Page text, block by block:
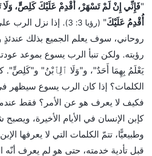
"فَإِنِّي إِنْ لَمْ تَسْهَرْ، أُقْدِمْ عَلَيْكَ كَلِصٍّ، وَلَا
أُقْدِمُ عَلَيْكَ" (رؤيا 3: 3)
. إذا نزل الرب
روحاني، سوف يعلم الجميع بذلك
رؤيته. ولكن تنبأ الرب يسوع بموعد
يَعْلَمُ بِهِمَا أَحَدٌ"، و"وَلَا ٱلِٱبْنُ"
الكلمات؟ إذا كان الرب يسوع سيظهر
فكيف لا يعرف هو عن الأمر؟ فقط
كإبن الإنسان في الأيام الأخيرة،
وطبيعيًّا، تتمّ الكلمات التي لا يعرفها
قبل تأدية خدمته، حتى هو لم يعرف أنّه